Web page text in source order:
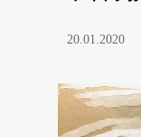
20.01.2020